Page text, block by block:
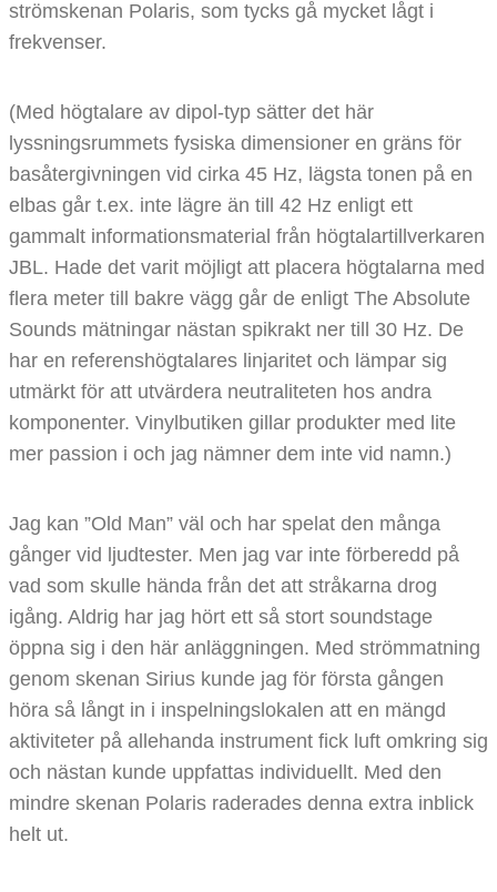
strömskenan Polaris, som tycks gå mycket lågt i
frekvenser.
(Med högtalare av dipol-typ sätter det här
lyssningsrummets fysiska dimensioner en gräns för
basåtergivningen vid cirka 45 Hz, lägsta tonen på en
elbas går t.ex. inte lägre än till 42 Hz enligt ett
gammalt informationsmaterial från högtalartillverkaren
JBL. Hade det varit möjligt att placera högtalarna med
flera meter till bakre vägg går de enligt The Absolute
Sounds mätningar nästan spikrakt ner till 30 Hz. De
har en referenshögtalares linjaritet och lämpar sig
utmärkt för att utvärdera neutraliteten hos andra
komponenter. Vinylbutiken gillar produkter med lite
mer passion i och jag nämner dem inte vid namn.)
Jag kan ”Old Man” väl och har spelat den många
gånger vid ljudtester. Men jag var inte förberedd på
vad som skulle hända från det att stråkarna drog
igång. Aldrig har jag hört ett så stort soundstage
öppna sig i den här anläggningen. Med strömmatning
genom skenan Sirius kunde jag för första gången
höra så långt in i inspelningslokalen att en mängd
aktiviteter på allehanda instrument fick luft omkring sig
och nästan kunde uppfattas individuellt. Med den
mindre skenan Polaris raderades denna extra inblick
helt ut.